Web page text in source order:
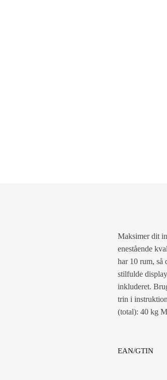
Maksimer dit
enestående
har 10 rum, så
stilfulde
inkluderet.
trin i
(total): 40 kg
EAN/GTIN